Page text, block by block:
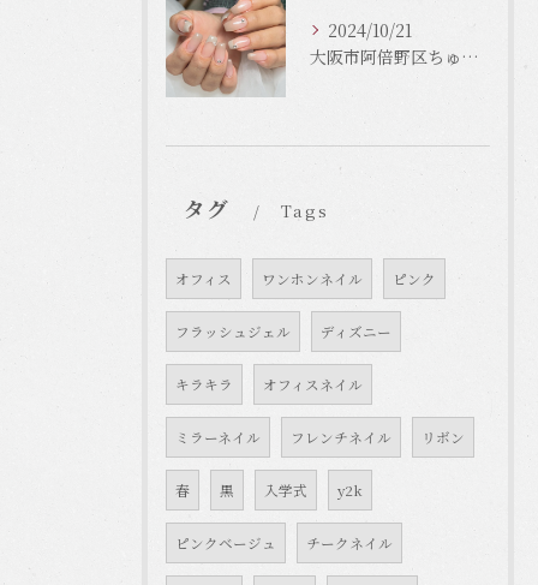
2024/10/21
大阪市阿倍野区ちゅるんネイルはLinonail
タグ Tags
オフィス ワンホンネイル ピンク
フラッシュジェル ディズニー
キラキラ オフィスネイル
ミラーネイル フレンチネイル リボン
春 黒 入学式 y2k
ピンクベージュ チークネイル